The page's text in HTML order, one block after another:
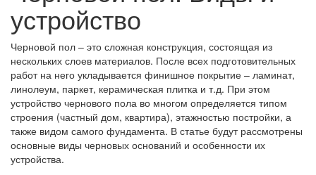
устройство
Черновой пол – это сложная конструкция, состоящая из
нескольких слоев материалов. После всех подготовительных
работ на него укладывается финишное покрытие – ламинат,
линолеум, паркет, керамическая плитка и т.д. При этом
устройство чернового пола во многом определяется типом
строения (частный дом, квартира), этажностью постройки, а
также видом самого фундамента. В статье будут рассмотрены
основные виды черновых оснований и особенности их
устройства.